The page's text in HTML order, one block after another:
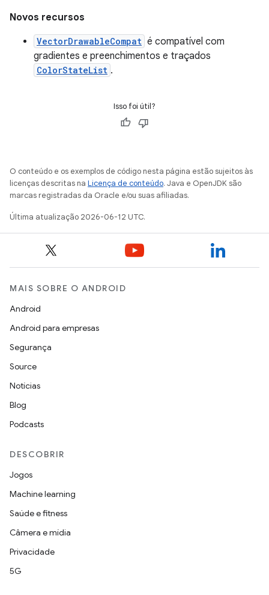
Novos recursos
VectorDrawableCompat é compatível com
gradientes e preenchimentos e traçados
ColorStateList .
Isso foi útil?
O conteúdo e os exemplos de código nesta página estão sujeitos às
licenças descritas na Licença de conteúdo. Java e OpenJDK são
marcas registradas da Oracle e/ou suas afiliadas.
Última atualização 2026-06-12 UTC.
MAIS SOBRE O ANDROID
Android
Android para empresas
Segurança
Source
Notícias
Blog
Podcasts
DESCOBRIR
Jogos
Machine learning
Saúde e fitness
Câmera e mídia
Privacidade
5G